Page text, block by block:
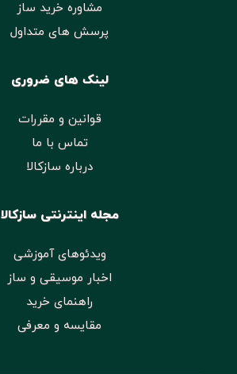
مشاوره خرید ساز
پرسش های متداول
لینک های ضروری
قوانین و مقررات
تماس با ما
درباره سازکالا
مجله اینترنتی سازکالا
ویدئوهای آموزشی
اخبار موسیقی و ساز
راهنمای خرید
مقایسه و معرفی